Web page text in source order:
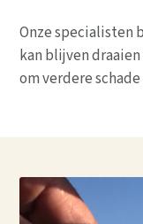
Onze specialisten
kan blijven
om verdere